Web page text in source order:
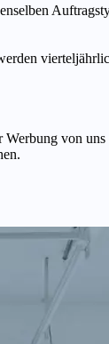
Werbung von